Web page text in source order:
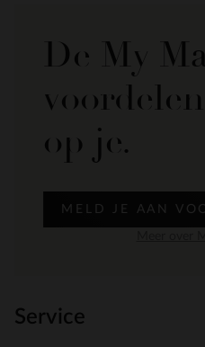
De My
op je.
MELD JE AAN
Service